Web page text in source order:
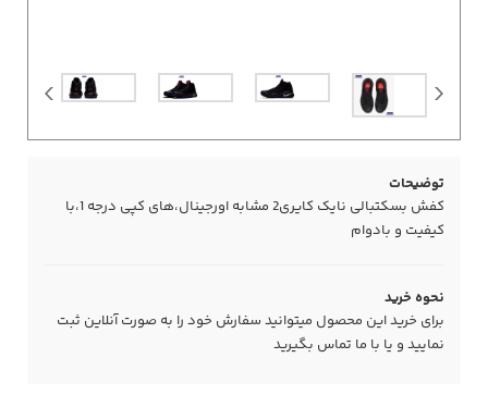
توضیحات
کفش بسکتبالی نایک کایری2 مشابه اورجینال،های کپی درجه 1،با
کیفیت و بادوام
نحوه خرید
برای خرید این محصول میتوانید سفارش خود را به صورت آنلاین ثبت
نمایید و یا با ما تماس بگیرید